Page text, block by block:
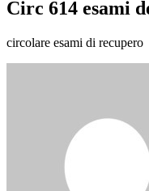
Circ 614 esami
circolare esami di recupero